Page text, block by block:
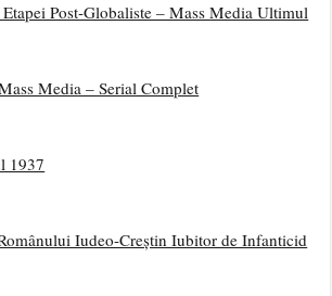
Post-Globaliste – Mass Media Ultimul
Media – Serial Complet
1937
Iudeo-Creștin Iubitor de Infanticid